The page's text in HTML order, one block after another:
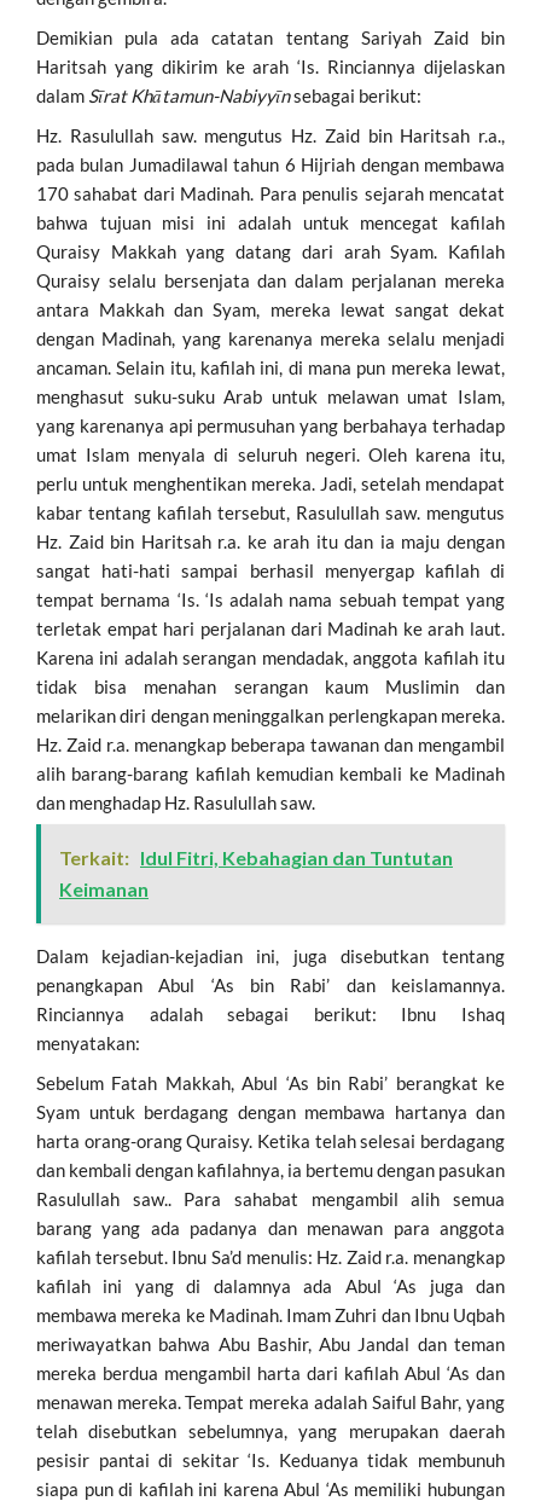
Demikian pula ada catatan tentang Sariyah Zaid bin
Haritsah yang dikirim ke arah ‘Is. Rinciannya dijelaskan
dalam Sīrat Khātamun-Nabiyyīnsebagai berikut:
Hz. Rasulullah saw. mengutus Hz. Zaid bin Haritsah r.a.,
pada bulan Jumadilawal tahun 6 Hijriah dengan membawa
170 sahabat dari Madinah. Para penulis sejarah mencatat
bahwa tujuan misi ini adalah untuk mencegat kafilah
Quraisy Makkah yang datang dari arah Syam. Kafilah
Quraisy selalu bersenjata dan dalam perjalanan mereka
antara Makkah dan Syam, mereka lewat sangat dekat
dengan Madinah, yang karenanya mereka selalu menjadi
ancaman. Selain itu, kafilah ini, di mana pun mereka lewat,
menghasut suku-suku Arab untuk melawan umat Islam,
yang karenanya api permusuhan yang berbahaya terhadap
umat Islam menyala di seluruh negeri. Oleh karena itu,
perlu untuk menghentikan mereka. Jadi, setelah mendapat
kabar tentang kafilah tersebut, Rasulullah saw. mengutus
Hz. Zaid bin Haritsah r.a. ke arah itu dan ia maju dengan
sangat hati-hati sampai berhasil menyergap kafilah di
tempat bernama ‘Is. ‘Is adalah nama sebuah tempat yang
terletak empat hari perjalanan dari Madinah ke arah laut.
Karena ini adalah serangan mendadak, anggota kafilah itu
tidak bisa menahan serangan kaum Muslimin dan
melarikan diri dengan meninggalkan perlengkapan mereka.
Hz. Zaid r.a. menangkap beberapa tawanan dan mengambil
alih barang-barang kafilah kemudian kembali ke Madinah
dan menghadap Hz. Rasulullah saw.
Terkait: Idul Fitri, Kebahagian dan Tuntutan
Keimanan
Dalam kejadian-kejadian ini, juga disebutkan tentang
penangkapan Abul ‘As bin Rabi’ dan keislamannya.
Rinciannya adalah sebagai berikut: Ibnu Ishaq
menyatakan:
Sebelum Fatah Makkah, Abul ‘As bin Rabi’ berangkat ke
Syam untuk berdagang dengan membawa hartanya dan
harta orang-orang Quraisy. Ketika telah selesai berdagang
dan kembali dengan kafilahnya, ia bertemu dengan pasukan
Rasulullah saw.. Para sahabat mengambil alih semua
barang yang ada padanya dan menawan para anggota
kafilah tersebut. Ibnu Sa’d menulis: Hz. Zaid r.a. menangkap
kafilah ini yang di dalamnya ada Abul ‘As juga dan
membawa mereka ke Madinah. Imam Zuhri dan Ibnu Uqbah
meriwayatkan bahwa Abu Bashir, Abu Jandal dan teman
mereka berdua mengambil harta dari kafilah Abul ‘As dan
menawan mereka. Tempat mereka adalah Saiful Bahr, yang
telah disebutkan sebelumnya, yang merupakan daerah
pesisir pantai di sekitar ‘Is. Keduanya tidak membunuh
siapa pun di kafilah ini karena Abul ‘As memiliki hubungan